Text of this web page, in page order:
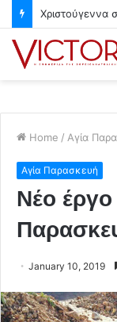
Home / Αγία
Αγία Παρασκευή
Νέο
January 10, 2019